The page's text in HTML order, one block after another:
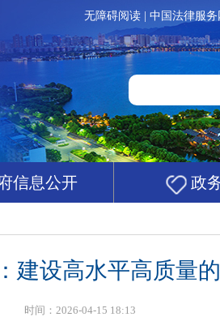
无障碍阅读 中国法律服务
信息公开 政
建设高水平高质量
时间：2026-04-15 18:13